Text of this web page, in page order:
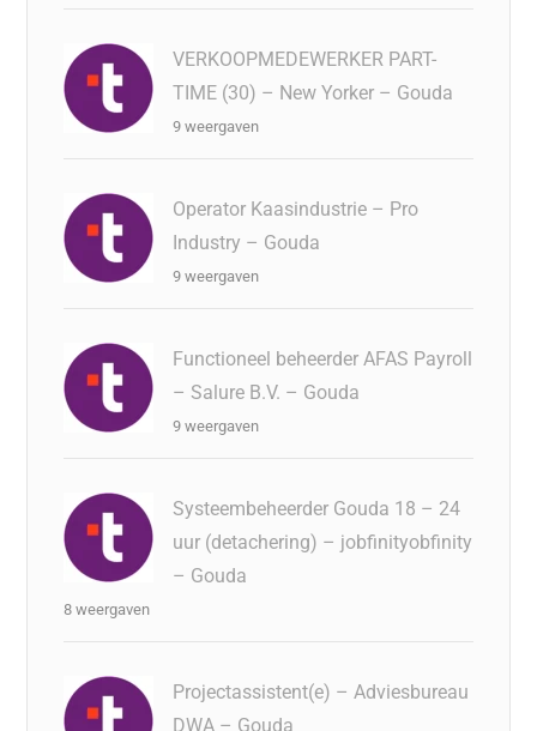
VERKOOPMEDEWERKER PART-
TIME (30) – New Yorker – Gouda
9 weergaven
Operator Kaasindustrie – Pro
Industry – Gouda
9 weergaven
Functioneel beheerder AFAS Payroll
– Salure B.V. – Gouda
9 weergaven
Systeembeheerder Gouda 18 – 24
uur (detachering) – jobfinityobfinity
– Gouda
8 weergaven
Projectassistent(e) – Adviesbureau
DWA – Gouda